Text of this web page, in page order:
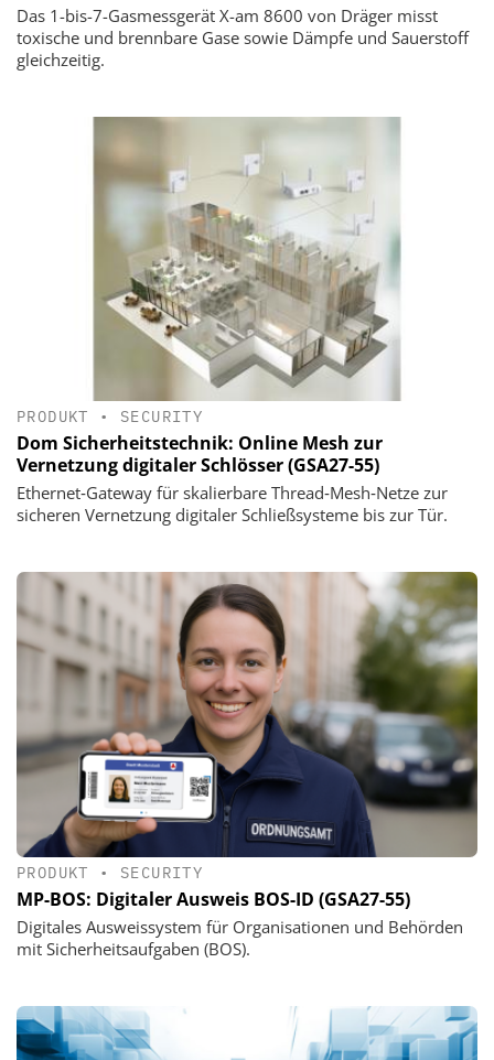
Das 1-bis-7-Gasmessgerät X-am 8600 von Dräger misst
toxische und brennbare Gase sowie Dämpfe und Sauerstoff
gleichzeitig.
PRODUKT • SECURITY
Dom Sicherheitstechnik: Online Mesh zur
Vernetzung digitaler Schlösser (GSA27-55)
Ethernet‑Gateway für skalierbare Thread‑Mesh‑Netze zur
sicheren Vernetzung digitaler Schließsysteme bis zur Tür.
PRODUKT • SECURITY
MP-BOS: Digitaler Ausweis BOS-ID (GSA27-55)
Digitales Ausweissystem für Organisationen und Behörden
mit Sicherheitsaufgaben (BOS).